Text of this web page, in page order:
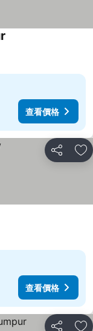
查看價格
分享 加
查看價格